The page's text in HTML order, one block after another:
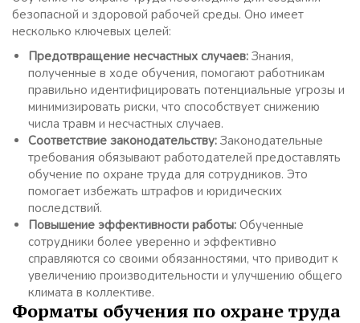
безопасной и здоровой рабочей среды. Оно имеет
несколько ключевых целей:
Предотвращение несчастных случаев: Знания,
полученные в ходе обучения, помогают работникам
правильно идентифицировать потенциальные угрозы и
минимизировать риски, что способствует снижению
числа травм и несчастных случаев.
Соответствие законодательству: Законодательные
требования обязывают работодателей предоставлять
обучение по охране труда для сотрудников. Это
помогает избежать штрафов и юридических
последствий.
Повышение эффективности работы: Обученные
сотрудники более уверенно и эффективно
справляются со своими обязанностями, что приводит к
увеличению производительности и улучшению общего
климата в коллективе.
Форматы обучения по охране труда